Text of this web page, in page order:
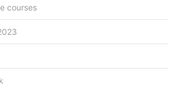
courses